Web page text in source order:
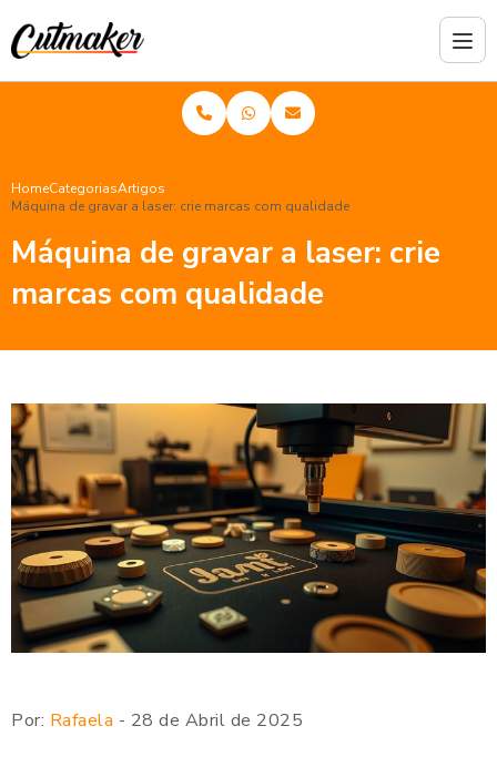
HomeCategoriasArtigos
Máquina de gravar a laser: crie marcas com qualidade
Máquina de gravar a laser: crie
marcas com qualidade
Por: Rafaela - 28 de Abril de 2025